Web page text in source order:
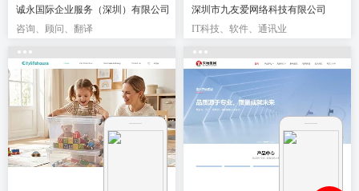
诚永国际企业服务（深圳）有限公司
咨询、顾问、翻译
深圳市九友爱网络科技有限公司
IT科技、软件、通讯业